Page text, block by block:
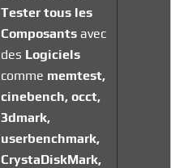
Tester tous les
Composantsavec
des Logiciels
comme memtest,
cinebench, occt,
3dmark,
userbenchmark,
CrystaDiskMark,